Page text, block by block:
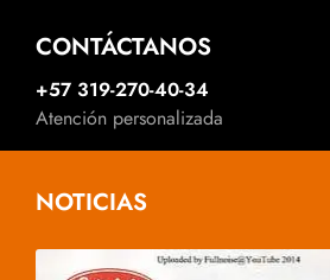
CONTÁCTANOS
+57 319-270-40-34
Atención personalizada
NOTICIAS